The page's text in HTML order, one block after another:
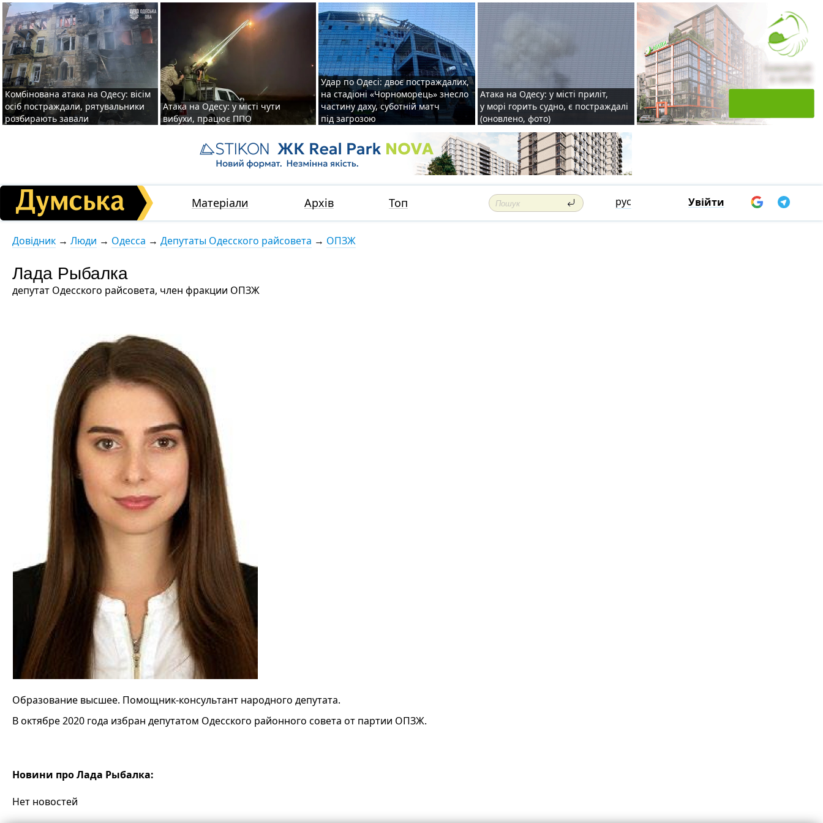
Комбінована атака на Одесу: вісім
осіб постраждали, рятувальники
розбирають завали
Атака на Одесу: у місті чути
вибухи, працює ППО
Удар по Одесі: двоє постраждалих,
на стадіоні «Чорноморець» знесло
частину даху, суботній матч
під загрозою
Атака на Одесу: у місті приліт,
у морі горить судно, є постраждалі
(оновлено, фото)
Матеріали Архів Топ рус Увійти
Довідник → Люди → Одесса → Депутаты Одесского райсовета → ОПЗЖ
Лада Рыбалка
депутат Одесского райсовета, член фракции ОПЗЖ
Образование высшее. Помощник-консультант народного депутата.
В октябре 2020 года избран депутатом Одесского районного совета от партии ОПЗЖ.
Новини про Лада Рыбалка:
Нет новостей